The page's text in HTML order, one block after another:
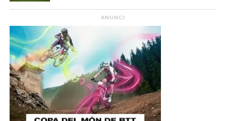
ANUNCI